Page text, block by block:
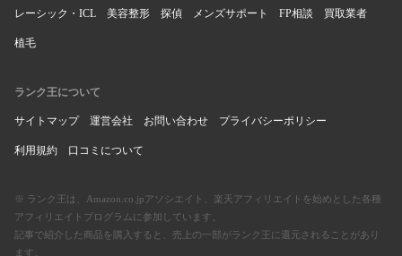
レーシック・ICL 美容整形 探偵 メンズサポート FP相談 買取業者
植毛
ランク王について
サイトマップ 運営会社 お問い合わせ プライバシーポリシー
利用規約 口コミについて
※ ランク王は、Amazon.co.jpアソシエイト、楽天アフィリエイトを始めとした各種
アフィリエイトプログラムに参加しています。
記事で紹介した商品を購入すると、売上の一部がランク王に還元されることがあり
ます。